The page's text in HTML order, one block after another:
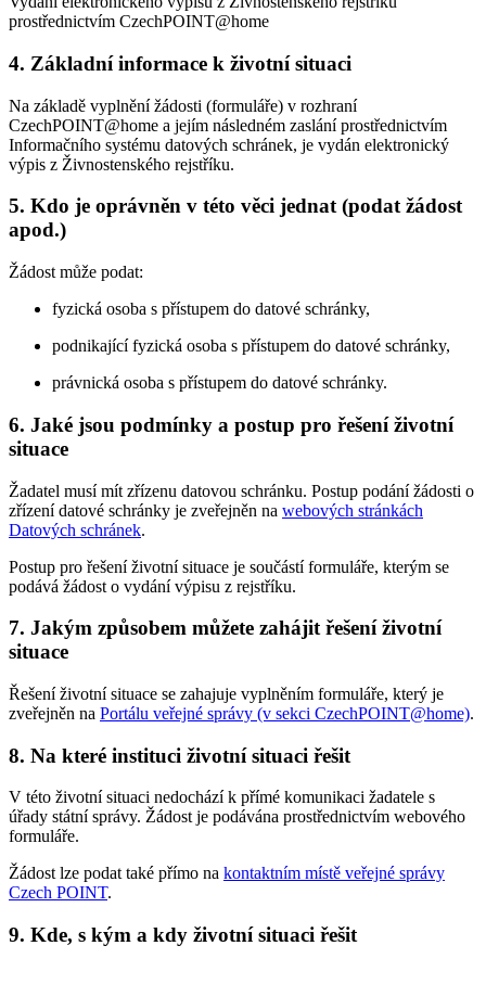
prostřednictvím CzechPOINT@home
4. Základní informace k životní situaci
Na základě vyplnění žádosti (formuláře) v rozhraní
CzechPOINT@home a jejím následném zaslání prostřednictvím
Informačního systému datových schránek, je vydán elektronický
výpis z Živnostenského rejstříku.
5. Kdo je oprávněn v této věci jednat (podat žádost
apod.)
Žádost může podat:
fyzická osoba s přístupem do datové schránky,
podnikající fyzická osoba s přístupem do datové schránky,
právnická osoba s přístupem do datové schránky.
6. Jaké jsou podmínky a postup pro řešení životní
situace
Žadatel musí mít zřízenu datovou schránku. Postup podání žádosti o
zřízení datové schránky je zveřejněn na webových stránkách
Datových schránek.
Postup pro řešení životní situace je součástí formuláře, kterým se
podává žádost o vydání výpisu z rejstříku.
7. Jakým způsobem můžete zahájit řešení životní
situace
Řešení životní situace se zahajuje vyplněním formuláře, který je
zveřejněn na Portálu veřejné správy (v sekci CzechPOINT@home).
8. Na které instituci životní situaci řešit
V této životní situaci nedochází k přímé komunikaci žadatele s
úřady státní správy. Žádost je podávána prostřednictvím webového
formuláře.
Žádost lze podat také přímo na kontaktním místě veřejné správy
Czech POINT.
9. Kde, s kým a kdy životní situaci řešit